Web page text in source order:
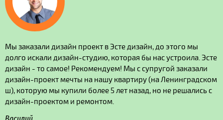
Мы заказали дизайн проект в Эсте дизайн, до этого мы
долго искали дизайн-студию, которая бы нас устроила. Эсте
дизайн - то самое! Рекомендуем! Мы с супругой заказали
дизайн-проект мечты на нашу квартиру (на Ленинградском
ш), которую мы купили более 5 лет назад, но не решались с
дизайн-проектом и ремонтом.